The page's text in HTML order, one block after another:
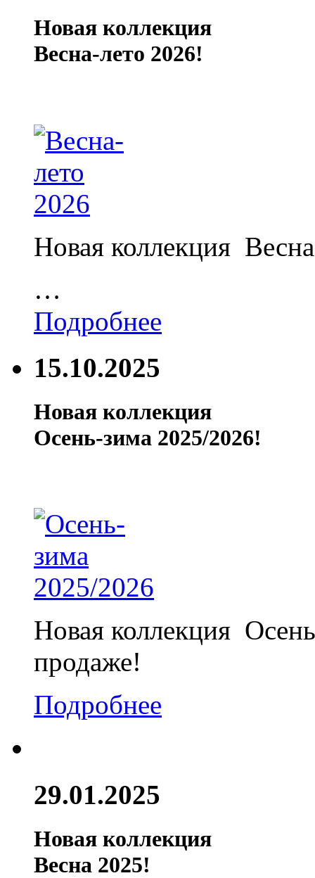
Новая коллекция
Весна-лето 2026!
Новая коллекция
…
Подробнее
15.10.2025
Новая коллекция
Осень-зима 2025/2026!
Новая коллекция
продаже!
Подробнее
29.01.2025
Новая коллекция
Весна 2025!